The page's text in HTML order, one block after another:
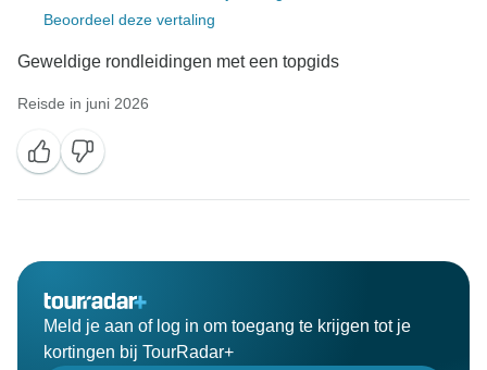
Beoordeel deze vertaling
Geweldige rondleidingen met een topgids
Reisde in juni 2026
Meld je aan of log in om toegang te krijgen tot je
kortingen bij TourRadar+